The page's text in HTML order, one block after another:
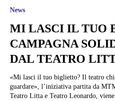
News
MI LASCI IL TUO
CAMPAGNA
DAL TEATRO
«Mi lasci il tuo biglietto? Il teatro
guardare», l’iniziativa partita da
Teatro Litta e Teatro Leonardo,